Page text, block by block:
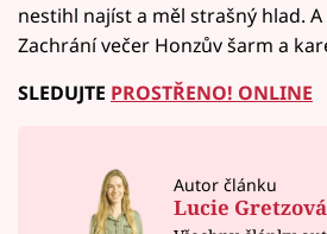
nestihl najíst a měl strašný hlad.
Zachrání večer Honzův šarm a
SLEDUJTE PROSTŘENO! ONLINE
Autor článku
Lucie Gretzová